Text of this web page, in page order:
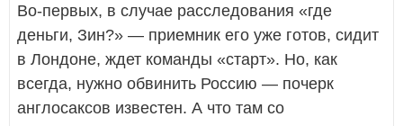
Во-первых, в случае расследования «где
деньги, Зин?» — приемник его уже готов, сидит
в Лондоне, ждет команды «старт». Но, как
всегда, нужно обвинить Россию — почерк
англосаксов известен. А что там со